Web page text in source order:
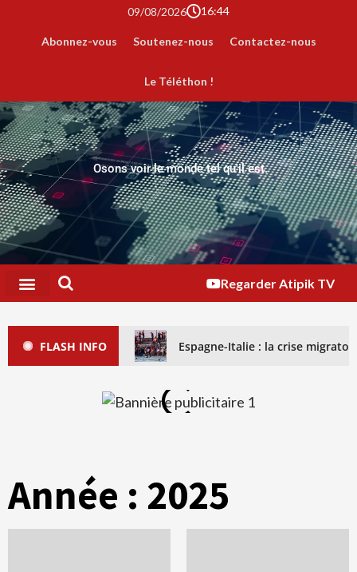
09/08/2026 16:44
Abonnez-vous Soutenez-nous Contactez-nous
Le Téléthon !
Osons voir le monde tel qu'il est.
Regarder Atipik TV
FLASH INFO Espagne-Italie : la crise
Année : 2025